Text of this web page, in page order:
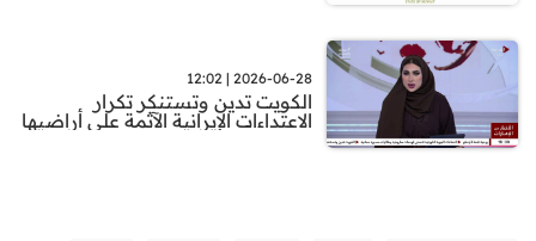
2026-06-28 | 12:02
الكويت تدين وتستنكر تكرار
الاعتداءات الإيرانية الآثمة على أراضيها